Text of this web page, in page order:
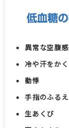
異常な空腹感
冷や汗をかく
動悸
手指のふるえ
生あくび